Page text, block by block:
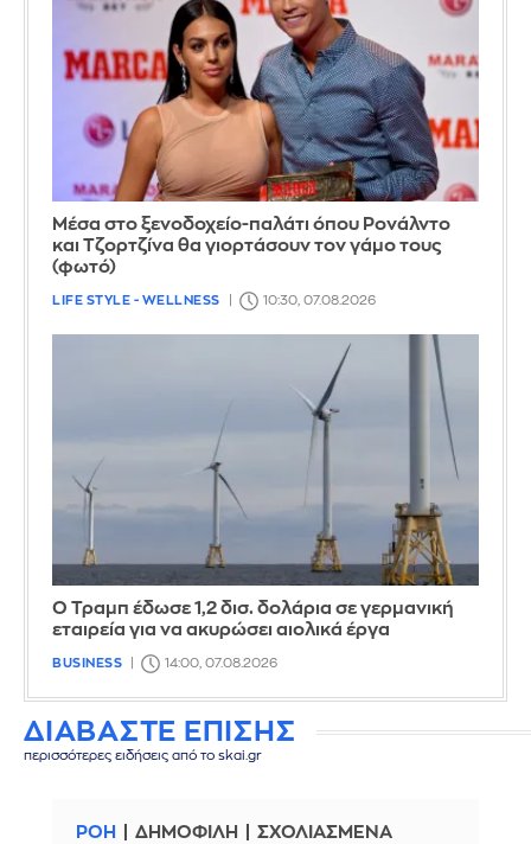
Μέσα στο ξενοδοχείο-παλάτι όπου Ρονάλντο
και Τζορτζίνα θα γιορτάσουν τον γάμο τους
(φωτό)
LIFE STYLE - WELLNESS 10:30, 07.08.2026
Ο Τραμπ έδωσε 1,2 δισ. δολάρια σε γερμανική
εταιρεία για να ακυρώσει αιολικά έργα
BUSINESS 14:00, 07.08.2026
ΔΙΑΒΑΣΤΕ ΕΠΙΣΗΣ
περισσότερες ειδήσεις από το skai.gr
ΡΟΗ ΔΗΜΟΦΙΛΗ ΣΧΟΛΙΑΣΜΕΝΑ